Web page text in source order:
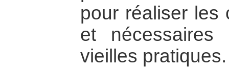
pour réaliser les
et nécessaires
vieilles pratiques.